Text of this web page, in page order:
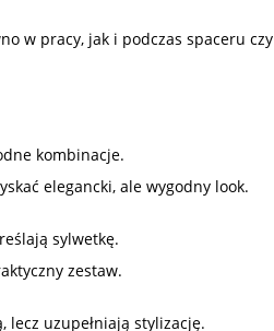
w pracy, jak i podczas spaceru czy
kombinacje.
elegancki, ale wygodny look.
sylwetkę.
zestaw.
lecz uzupełniają stylizację.